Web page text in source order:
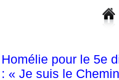
Homélie pour le 5e
: « Je suis le